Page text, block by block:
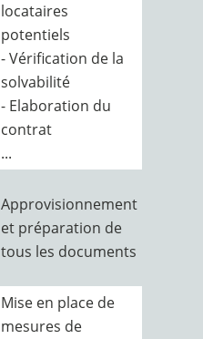
locataires
potentiels
- Vérification de la
solvabilité
- Elaboration du
contrat
...
Approvisionnement
et préparation de
tous les documents
Mise en place de
mesures de